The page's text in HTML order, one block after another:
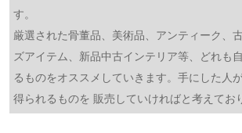
す。
厳選された骨董品、美術品、アンティーク、
ズアイテム、新品中古インテリア等、どれも
るものをオススメしていきます。手にした人
得られるものを 販売していければと考えてお